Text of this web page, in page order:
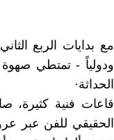
مع بدايات الربع
ودولياً - تمتطي
الحداثة·
قاعات فنية كثيرة،
الحقيقي للفن عبر